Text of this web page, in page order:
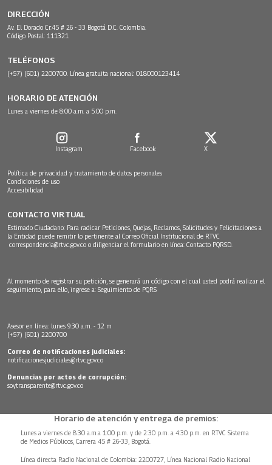
DIRECCIÓN
Av. El Dorado Cr.45 # 26 - 33 Bogotá D.C. Colombia.
Código Postal: 111321
TELÉFONOS
(+57) (601) 2200700. Línea gratuita nacional: 018000123414
HORARIO DE ATENCIÓN
Lunes a viernes de 8:00 a.m. a 5:00 p.m.
Instagram Facebook X
Política de privacidad y tratamiento de datos personales
Condiciones de uso
Accesibilidad
CONTACTO VIRTUAL
Estimado Ciudadano: Para radicar Peticiones, Quejas, Reclamos, Solicitudes y Felicitaciones a
la Entidad puede remitir lo pertinente al Correo Oficial Institucional de RTVC
correspondencia@rtvc.gov.co o diligenciar el formulario en línea: Contacto PQRSD.
Al momento de registrar su petición, se generará un código con el cual usted podrá realizar el
seguimiento, para ello, ingrese a: Seguimiento de PQRS
Asesor en línea: lunes 9:30 a.m. - 12 m
(+57) (601) 2200700
Correo de notificaciones judiciales:
notificacionesjudiciales@rtvc.gov.co
Denuncias por actos de corrupción:
soytransparente@rtvc.gov.co
Horario de atención y entrega de premios:
Lunes a viernes de 8:30 a.m.a 1:00 p.m. y de 2:30 p.m. a 4:30 p.m. en RTVC Sistema
de Medios Públicos, Carrera 45 # 26-33, Bogotá.
Línea directa Radio Nacional de Colombia: 2200727, Línea Nacional Radio Nacional